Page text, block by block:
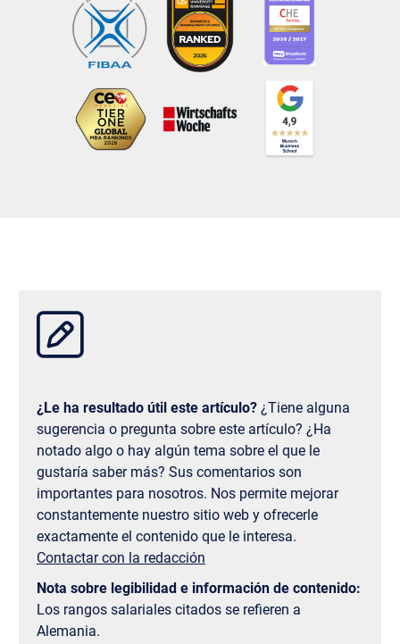
¿Le ha resultado útil este artículo? ¿Tiene alguna
sugerencia o pregunta sobre este artículo? ¿Ha
notado algo o hay algún tema sobre el que le
gustaría saber más? Sus comentarios son
importantes para nosotros. Nos permite mejorar
constantemente nuestro sitio web y ofrecerle
exactamente el contenido que le interesa.
Contactar con la redacción
Nota sobre legibilidad e información de contenido:
Los rangos salariales citados se refieren a
Alemania.